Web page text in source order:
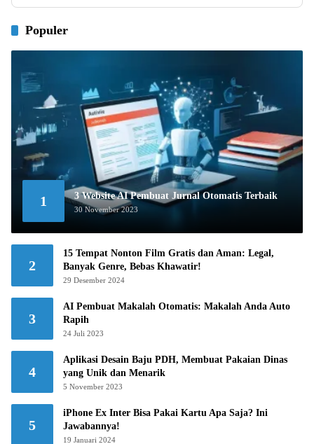
Populer
1 3 Website AI Pembuat Jurnal Otomatis Terbaik
30 November 2023
2
15 Tempat Nonton Film Gratis dan Aman: Legal,
Banyak Genre, Bebas Khawatir!
29 Desember 2024
3
AI Pembuat Makalah Otomatis: Makalah Anda Auto
Rapih
24 Juli 2023
4
Aplikasi Desain Baju PDH, Membuat Pakaian Dinas
yang Unik dan Menarik
5 November 2023
5
iPhone Ex Inter Bisa Pakai Kartu Apa Saja? Ini
Jawabannya!
19 Januari 2024